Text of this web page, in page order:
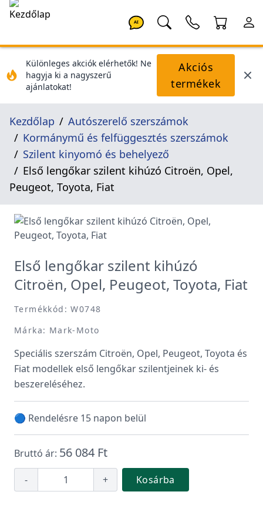
AI
Különleges akciók elérhetők! Ne
hagyja ki a nagyszerű
ajánlatokat!
Akciós
termékek
Kezdőlap
Autószerelő szerszámok
Kormánymű és felfüggesztés szerszámok
Szilent kinyomó és behelyező
Első lengőkar szilent kihúzó Citroën, Opel,
Peugeot, Toyota, Fiat
Első lengőkar szilent kihúzó
Citroën, Opel, Peugeot, Toyota, Fiat
Termékkód: W0748
Márka: Mark-Moto
Speciális szerszám Citroën, Opel, Peugeot, Toyota és
Fiat modellek első lengőkar szilentjeinek ki- és
beszereléséhez.
🔵 Rendelésre 15 napon belül
Bruttó ár: 56 084 Ft
- + Kosárba